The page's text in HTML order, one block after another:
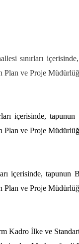
sınırları
ve Proje
içerisinde,
ve Proje
içerisinde,
ve Proje
İlke ve